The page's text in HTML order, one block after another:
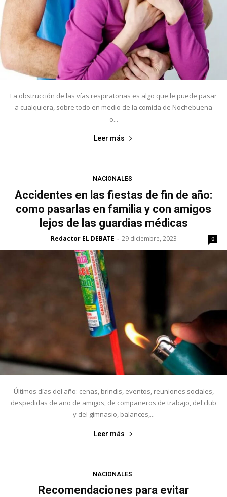
La obstrucción de las vías respiratorias es algo que le puede pasar
a cualquiera, sobre todo en medio de la comida de Nochebuena
o...
Leer más
NACIONALES
Accidentes en las fiestas de fin de año:
como pasarlas en familia y con amigos
lejos de las guardias médicas
Redactor EL DEBATE - 29 diciembre, 2023 0
Últimos días del año: cenas, brindis, eventos, reuniones sociales,
despedidas de año de amigos, de compañeros de trabajo, del club
y del gimnasio, balances,...
Leer más
NACIONALES
Recomendaciones para evitar